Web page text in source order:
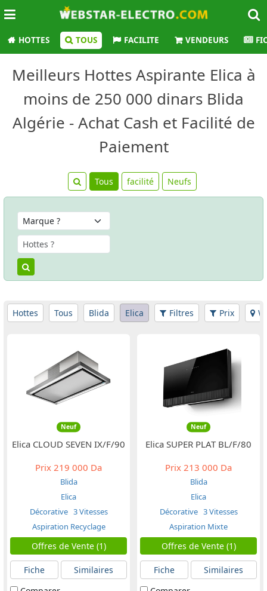
HOTTES TOUS FACILITE VENDEURS
Meilleurs Hottes Aspirante Elica à
moins de 250 000 dinars Blida
Algérie - Achat Cash et Facilité de
Paiement
Tous facilité Neufs
Hottes Tous Blida Elica Filtres Prix
Neuf
Elica CLOUD SEVEN IX/F/90
Prix 219 000 Da
Blida
Elica
Décorative 3 Vitesses
Aspiration Recyclage
Offres de Vente (1)
Fiche
Similaires
Neuf
Elica SUPER PLAT BL/F/80
Prix 213 000 Da
Blida
Elica
Décorative 3 Vitesses
Aspiration Mixte
Offres de Vente (1)
Fiche
Similaires